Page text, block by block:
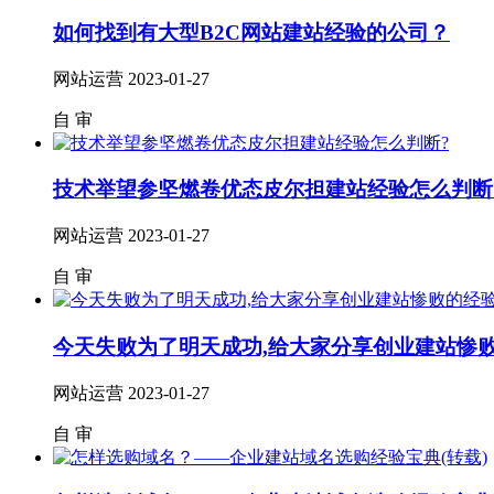
如何找到有大型B2C网站建站经验的公司？
网站运营 2023-01-27
自 审
技术举望参坚燃卷优态皮尔担建站经验怎么判
网站运营 2023-01-27
自 审
今天失败为了明天成功,给大家分享创业建站惨
网站运营 2023-01-27
自 审